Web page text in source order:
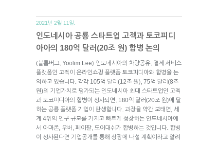
2021년 2월 11일.
인도네시아 공룡 스타트업 고젝과 토코피디
아아의 180억 달러(20조 원) 합병 논의
(블룸버그, Yoolim Lee) 인도네시아의 차량공유, 결제 서비스
플랫폼인 고젝이 온라인쇼핑 플랫폼 토코피디아와 합병을 논
의하고 있습니다. 각각 105억 달러(12조 원), 75억 달러(8조
원)의 기업가치로 평가되는 인도네시아 최대 스타트업인 고젝
과 토코피디아의 합병이 성사되면, 180억 달러(20조 원)에 달
하는 공룡 플랫폼 기업이 탄생합니다. 과장을 약간 보태면, 세
계 4위의 인구 규모를 가지고 빠르게 성장하는 인도네시아에
서 아마존, 우버, 페이팔, 도어대쉬가 합병하는 것입니다. 합병
이 성사된다면 기업공개를 통해 상장에 나설 계획이라고 알려